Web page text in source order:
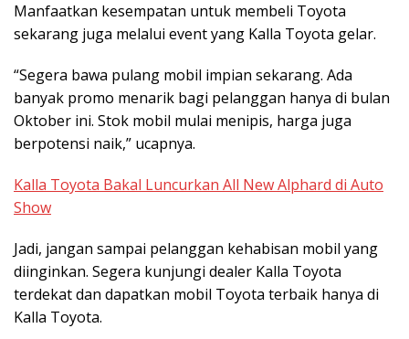
Manfaatkan kesempatan untuk membeli Toyota
sekarang juga melalui event yang Kalla Toyota gelar.
“Segera bawa pulang mobil impian sekarang. Ada
banyak promo menarik bagi pelanggan hanya di bulan
Oktober ini. Stok mobil mulai menipis, harga juga
berpotensi naik,” ucapnya.
Kalla Toyota Bakal Luncurkan All New Alphard di Auto
Show
Jadi, jangan sampai pelanggan kehabisan mobil yang
diinginkan. Segera kunjungi dealer Kalla Toyota
terdekat dan dapatkan mobil Toyota terbaik hanya di
Kalla Toyota.